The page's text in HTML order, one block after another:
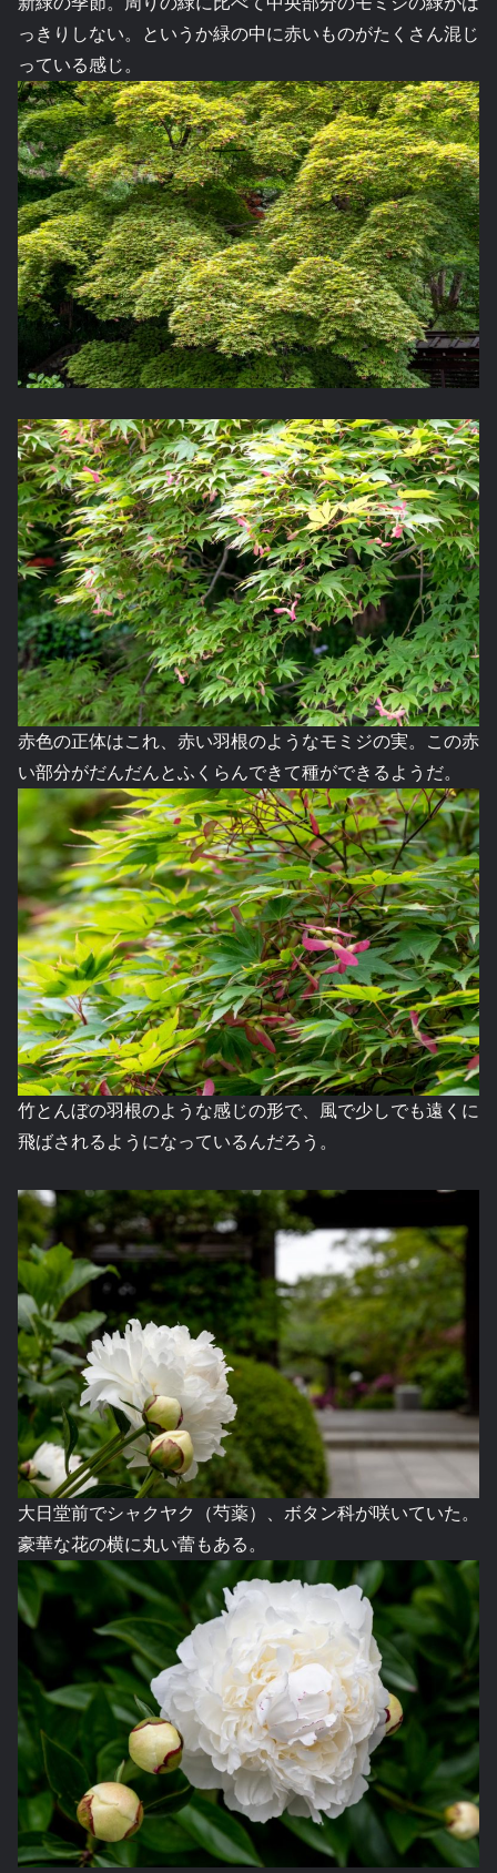
っきりしない。というか緑の中に赤いものがたくさん混じ
っている感じ。
赤色の正体はこれ、赤い羽根のようなモミジの実。この赤
い部分がだんだんとふくらんできて種ができるようだ。
竹とんぼの羽根のような感じの形で、風で少しでも遠くに
飛ばされるようになっているんだろう。
大日堂前でシャクヤク（芍薬）、ボタン科が咲いていた。
豪華な花の横に丸い蕾もある。